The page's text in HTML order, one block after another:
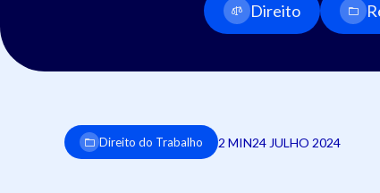
Direito
Direito do Trabalho 2 MIN24 JULHO 2024